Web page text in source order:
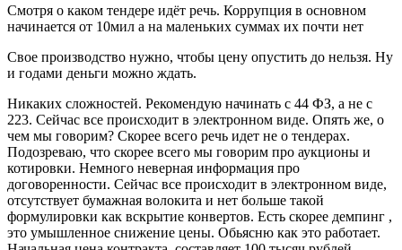
Смотря о каком тендере идёт речь. Коррупция в основном
начинается от 10мил а на маленьких суммах их почти нет
Свое производство нужно, чтобы цену опустить до нельзя. Ну
и годами деньги можно ждать.
Никаких сложностей. Рекомендую начинать с 44 ФЗ, а не с
223. Сейчас все происходит в электронном виде. Опять же, о
чем мы говорим? Скорее всего речь идет не о тендерах.
Подозреваю, что скорее всего мы говорим про аукционы и
котировки. Немного неверная информация про
договоренности. Сейчас все происходит в электронном виде,
отсутствует бумажная волокита и нет больше такой
формулировки как вскрытие конвертов. Есть скорее демпинг ,
это умышленное снижение цены. Обьясню как это работает.